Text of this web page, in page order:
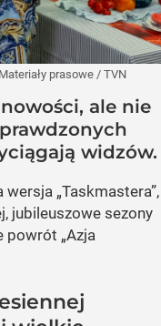
Materiały prasowe / TVN
ale nie
widzów.
„Taskmastera”,
jubileuszowe sezony
powrót „Azja